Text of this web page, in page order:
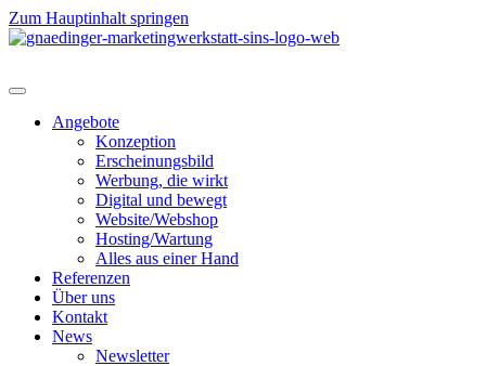
Zum Hauptinhalt springen
Angebote
Konzeption
Erscheinungsbild
Werbung, die wirkt
Digital und bewegt
Website/Webshop
Hosting/Wartung
Alles aus einer Hand
Referenzen
Über uns
Kontakt
News
Newsletter